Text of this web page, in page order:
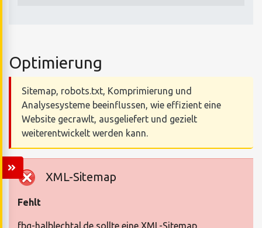
Optimierung
Sitemap, robots.txt, Komprimierung und
Analysesysteme beeinflussen, wie effizient eine
Website gecrawlt, ausgeliefert und gezielt
weiterentwickelt werden kann.
XML-Sitemap
Fehlt
fbg-halblechtal.de sollte eine XML-Sitemap